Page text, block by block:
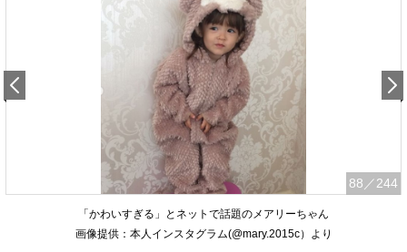
88 ／244
「かわいすぎる」とネットで話題のメアリーちゃん
画像提供：本人インスタグラム(@mary.2015c）より